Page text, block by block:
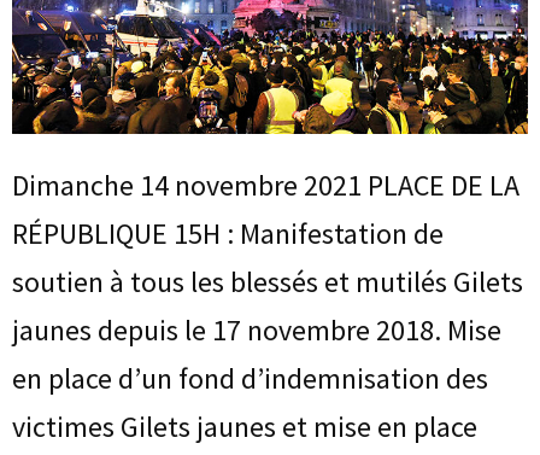
Dimanche 14 novembre 2021 PLACE DE LA
RÉPUBLIQUE 15H : Manifestation de
soutien à tous les blessés et mutilés Gilets
jaunes depuis le 17 novembre 2018. Mise
en place d’un fond d’indemnisation des
victimes Gilets jaunes et mise en place